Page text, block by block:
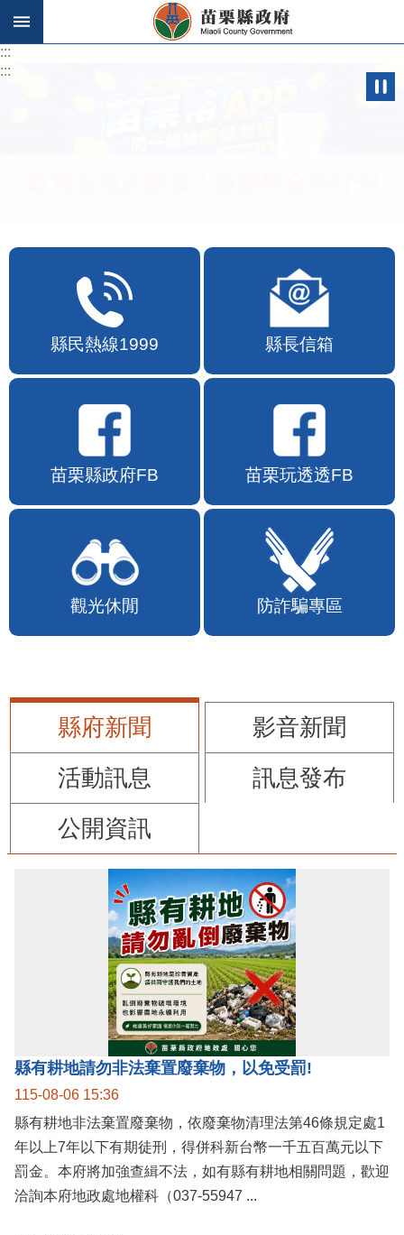
跳到主要內容區塊
:::
:::
縣民熱線1999 縣長信箱
苗栗縣政府FB 苗栗玩透透FB
觀光休閒 防詐騙專區
縣府新聞
影音新聞
活動訊息
訊息發布
公開資訊
縣有耕地請勿非法棄置廢棄物，以免受罰!
115-08-06 15:36
縣有耕地非法棄置廢棄物，依廢棄物清理法第46條規定處1
年以上7年以下有期徒刑，得併科新台幣一千五百萬元以下
罰金。本府將加強查緝不法，如有縣有耕地相關問題，歡迎
洽詢本府地政處地權科（037-55947 ...